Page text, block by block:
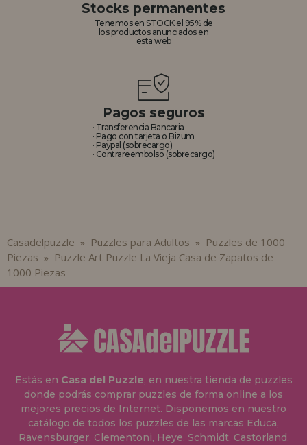
Stocks permanentes
Tenemos en STOCK el 95% de
los productos anunciados en
esta web
Pagos seguros
· Transferencia Bancaria
· Pago con tarjeta o Bizum
· Paypal (sobrecargo)
· Contrareembolso (sobrecargo)
Casadelpuzzle » Puzzles para Adultos »
Puzzles de 1000
Piezas »
Puzzle Art Puzzle La Vieja Casa de Zapatos de
1000 Piezas
Estás en Casa del Puzzle, en nuestra tienda de puzzles
donde podrás comprar puzzles de forma online a los
mejores precios de Internet. Disponemos en nuestro
catálogo de todos los puzzles de las marcas Educa,
Ravensburger, Clementoni, Heye, Schmidt, Castorland,